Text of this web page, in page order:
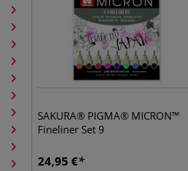
SAKURA® PIGMA® MICRON™
Fineliner Set 9
24,95 €